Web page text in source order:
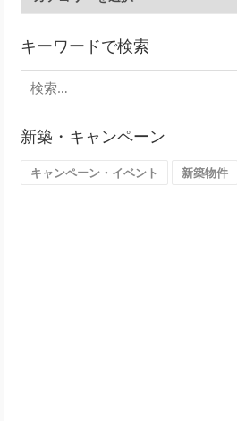
地
か
ら
す
キーワードで検索
検
索:
新築・キャンペーン
キャンペーン・イベント 新築物件